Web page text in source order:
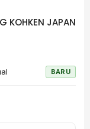
KOHKEN JAPAN
BARU